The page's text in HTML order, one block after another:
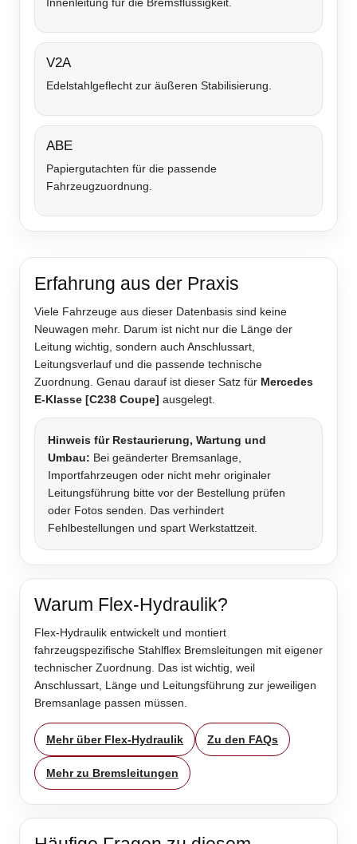
V2A
Edelstahlgeflecht zur äußeren Stabilisierung.
ABE
Papiergutachten für die passende
Fahrzeugzuordnung.
Erfahrung aus der Praxis
Viele Fahrzeuge aus dieser Datenbasis sind keine
Neuwagen mehr. Darum ist nicht nur die Länge der
Leitung wichtig, sondern auch Anschlussart,
Leitungsverlauf und die passende technische
Zuordnung. Genau darauf ist dieser Satz für Mercedes
E-Klasse [C238 Coupe] ausgelegt.
Hinweis für Restaurierung, Wartung und
Umbau: Bei geänderter Bremsanlage,
Importfahrzeugen oder nicht mehr originaler
Leitungsführung bitte vor der Bestellung prüfen
oder Fotos senden. Das verhindert
Fehlbestellungen und spart Werkstattzeit.
Warum Flex-Hydraulik?
Flex-Hydraulik entwickelt und montiert
fahrzeugspezifische Stahlflex Bremsleitungen mit eigener
technischer Zuordnung. Das ist wichtig, weil
Anschlussart, Länge und Leitungsführung zur jeweiligen
Bremsanlage passen müssen.
Mehr über Flex-Hydraulik Zu den FAQs
Mehr zu Bremsleitungen